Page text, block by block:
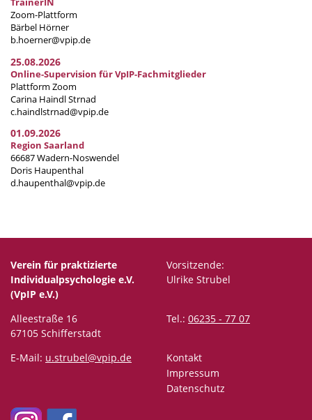
TrainerIN
Zoom-Plattform
Bärbel Hörner
b.hoerner@vpip.de
25.08.2026
Online-Supervision für VpIP-Fachmitglieder
Plattform Zoom
Carina Haindl Strnad
c.haindlstrnad@vpip.de
01.09.2026
Region Saarland
66687 Wadern-Noswendel
Doris Haupenthal
d.haupenthal@vpip.de
Verein für praktizierte
Individualpsychologie e.V.
(VpIP e.V.)
Vorsitzende:
Ulrike Strubel
Alleestraße 16
67105 Schifferstadt
Tel.: 06235 - 77 07
E-Mail: u.strubel@vpip.de
Kontakt
Impressum
Datenschutz